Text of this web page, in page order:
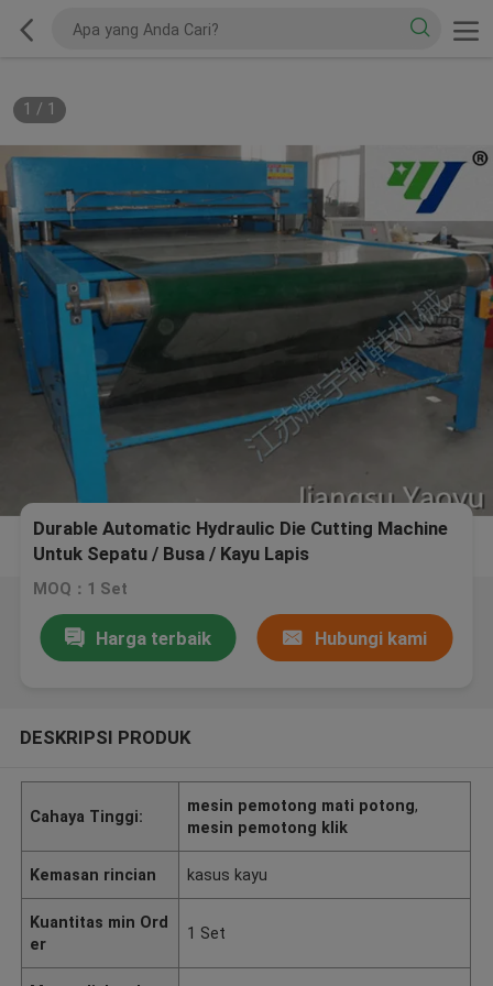
1 / 1
Durable Automatic Hydraulic Die Cutting Machine
Untuk Sepatu / Busa / Kayu Lapis
MOQ：1 Set
Harga terbaik Hubungi kami
DESKRIPSI PRODUK
Cahaya Tinggi:
mesin pemotong mati potong,
mesin pemotong klik
Kemasan rincian kasus kayu
Kuantitas min Ord
er
1 Set